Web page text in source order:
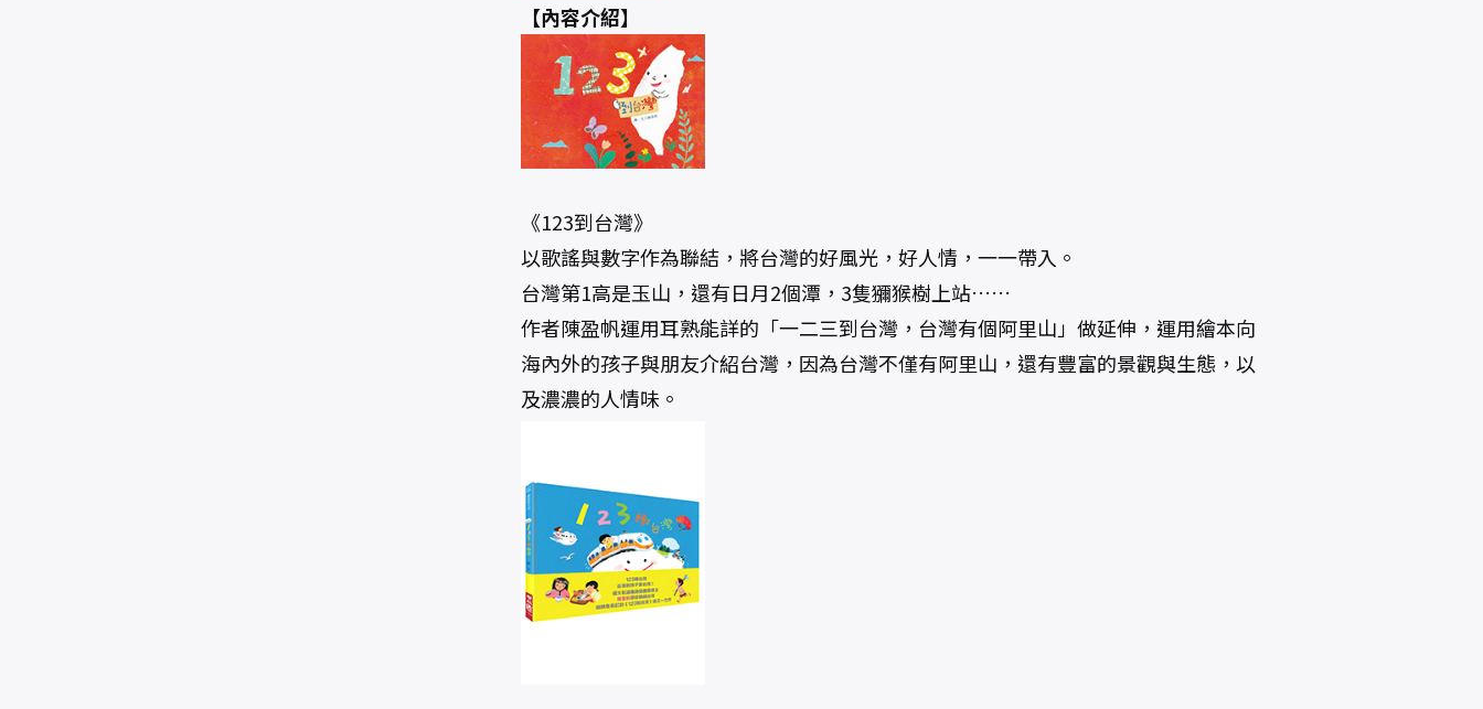
【內容介紹】
《123到台灣》
以歌謠與數字作為聯結，將台灣的好風光，好人情，一一帶入。
台灣第1高是玉山，還有日月2個潭，3隻獼猴樹上站……
作者陳盈帆運用耳熟能詳的「一二三到台灣，台灣有個阿里山」做延伸，運用繪本向
海內外的孩子與朋友介紹台灣，因為台灣不僅有阿里山，還有豐富的景觀與生態，以
及濃濃的人情味。